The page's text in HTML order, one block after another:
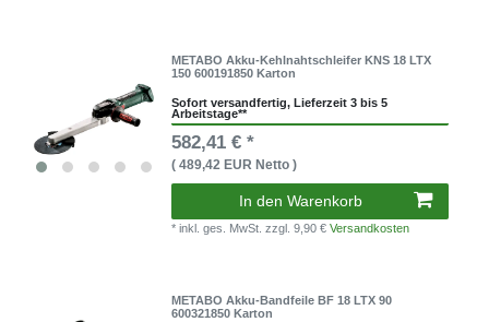
METABO Akku-Kehlnahtschleifer KNS 18 LTX
150 600191850 Karton
Sofort versandfertig, Lieferzeit 3 bis 5
Arbeitstage**
582,41 € *
( 489,42 EUR Netto )
In den Warenkorb
* inkl. ges. MwSt.zzgl. 9,90 €Versandkosten
METABO Akku-Bandfeile BF 18 LTX 90
600321850 Karton